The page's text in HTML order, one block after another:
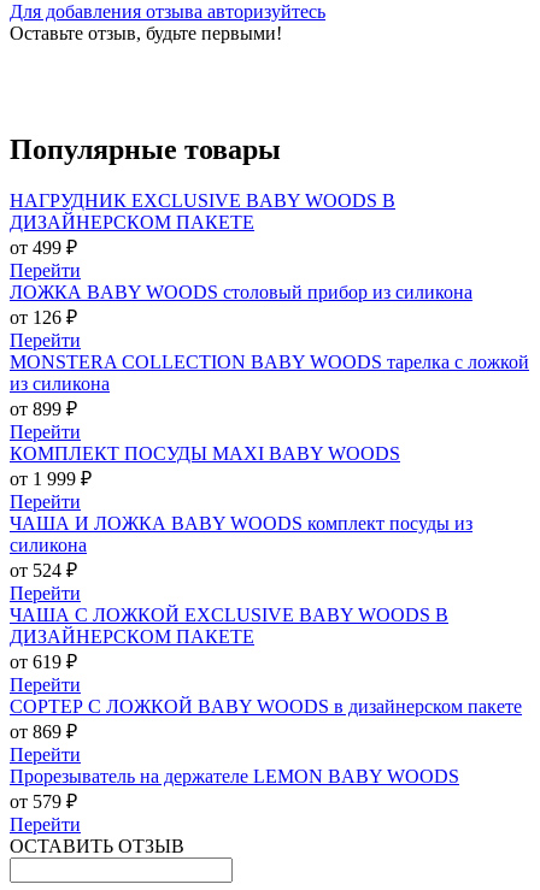
Для добавления отзыва авторизуйтесь
Оставьте отзыв, будьте первыми!
Популярные товары
НАГРУДНИК EXCLUSIVE BABY WOODS В
ДИЗАЙНЕРСКОМ ПАКЕТЕ
от 499 ₽
Перейти
ЛОЖКА BABY WOODS столовый прибор из силикона
от 126 ₽
Перейти
MONSTERA COLLECTION BABY WOODS тарелка с ложкой
из силикона
от 899 ₽
Перейти
КОМПЛЕКТ ПОСУДЫ MAXI BABY WOODS
от 1 999 ₽
Перейти
ЧАША И ЛОЖКА BABY WOODS комплект посуды из
силикона
от 524 ₽
Перейти
ЧАША С ЛОЖКОЙ EXCLUSIVE BABY WOODS В
ДИЗАЙНЕРСКОМ ПАКЕТЕ
от 619 ₽
Перейти
СОРТЕР С ЛОЖКОЙ BABY WOODS в дизайнерском пакете
от 869 ₽
Перейти
Прорезыватель на держателе LEMON BABY WOODS
от 579 ₽
Перейти
ОСТАВИТЬ ОТЗЫВ